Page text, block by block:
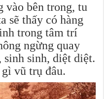
vào bên trong, tu
sẽ thấy có hàng
trong tâm trí
ngừng quay
sinh sinh, diệt diệt.
vũ trụ đâu.